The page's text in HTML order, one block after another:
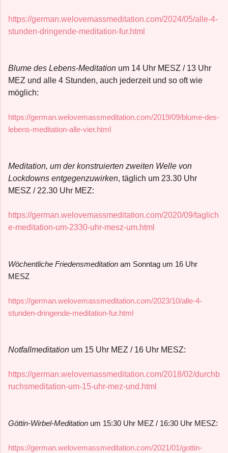
https://german.welovemassmeditation.com/2024/05/alle-4-
stunden-dringende-meditation-fur.html
Blume des Lebens-Meditation um 14 Uhr MESZ / 13 Uhr
MEZ und alle 4 Stunden, auch jederzeit und so oft wie
möglich:
https://german.welovemassmeditation.com/2019/09/blume-des-
lebens-meditation-alle-vier.html
Meditation, um der konstruierten zweiten Welle von
Lockdowns entgegenzuwirken, täglich um 23.30 Uhr
MESZ / 22.30 Uhr MEZ:
https://german.welovemassmeditation.com/2020/09/taglich
e-meditation-um-2330-uhr-mesz-um.html
Wöchentliche Friedensmeditation am Sonntag um 16 Uhr
MESZ
https://german.welovemassmeditation.com/2023/10/alle-4-
stunden-dringende-meditation-fur.html
Notfallmeditation um 15 Uhr MEZ / 16 Uhr MESZ:
https://german.welovemassmeditation.com/2018/02/durchb
ruchsmeditation-um-15-uhr-mez-und.html
Göttin-Wirbel-Meditation um 15:30 Uhr MEZ / 16:30 Uhr MESZ:
https://german.welovemassmeditation.com/2021/01/gottin-